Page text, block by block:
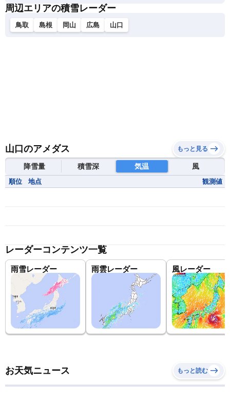
周辺エリアの積雪レーダー
鳥取 島根 岡山 広島 山口
山口のアメダス もっと見る
降雪量 積雪深 気温 風
順位 地点 観測値
レーダーコンテンツ一覧
雨雪レーダー 雨雲レーダー 風レーダー
お天気ニュース もっと読む